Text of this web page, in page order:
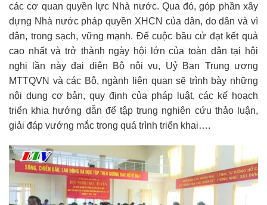
các cơ quan quyền lực Nhà nước. Qua đó, góp phần xây
dựng Nhà nước pháp quyền XHCN của dân, do dân và vì
dân, trong sạch, vững mạnh. Để cuộc bầu cử đạt kết quả
cao nhất và trở thành ngày hội lớn của toàn dân tại hội
nghị lần này đại diện Bộ nội vụ, Uỷ Ban Trung ương
MTTQVN và các Bộ, ngành liên quan sẽ trình bày những
nội dung cơ bản, quy định của pháp luật, các kế hoạch
triển khia hướng dẫn để tập trung nghiên cứu thảo luận,
giải đáp vướng mắc trong quá trình triển khai….